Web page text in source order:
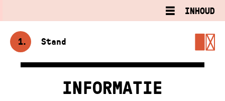
1 Stand
INHOUD
INFORMATIE